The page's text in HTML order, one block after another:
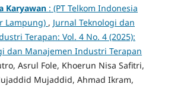
Karyawan : (PT Telkom Indonesia
Lampung) , Jurnal Teknologi dan
Terapan: Vol. 4 No. 4 (2025):
dan Manajemen Industri Terapan
Asrul Fole, Khoerun Nisa Safitri,
Mujaddid, Ahmad Ikram,